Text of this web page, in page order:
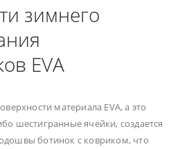
зимнего
EVA
материала EVA, а это
шестигранные ячейки, создается
ботинок с ковриком, что